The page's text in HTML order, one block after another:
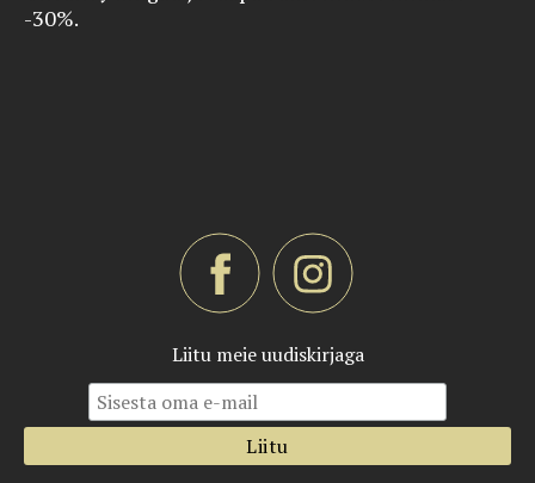
-30%.
Liitu meie uudiskirjaga